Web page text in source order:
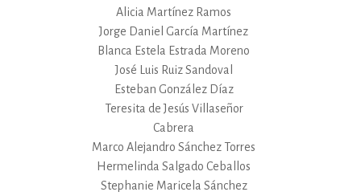
Alicia Martínez Ramos
Jorge Daniel García Martínez
Blanca Estela Estrada Moreno
José Luis Ruiz Sandoval
Esteban González Díaz
Teresita de Jesús Villaseñor
Cabrera
Marco Alejandro Sánchez Torres
Hermelinda Salgado Ceballos
Stephanie Maricela Sánchez